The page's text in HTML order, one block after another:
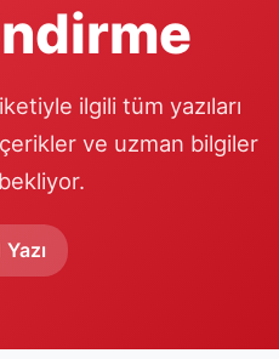
ilgili tüm yazıları
ve uzman bilgiler
Yazı